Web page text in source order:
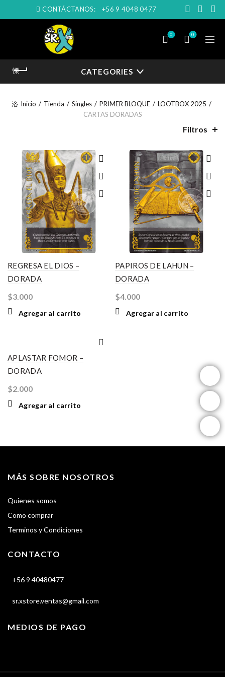
CONTÁCTANOS: +56 9 4048 0477
0 0
CATEGORIES
Inicio Tienda Singles PRIMER BLOQUE
LOOTBOX 2025
CARTAS DORADAS
Filtros
REGRESA EL DIOS –
DORADA
$3.000
Agregar al carrito
PAPIROS DE LAHUN –
DORADA
$4.000
Agregar al carrito
APLASTAR FOMOR –
DORADA
$2.000
Agregar al carrito
MÁS SOBRE NOSOTROS
Quienes somos
Como comprar
Terminos y Condiciones
CONTACTO
+56 9 40480477
sr.xstore.ventas@gmail.com
MEDIOS DE PAGO